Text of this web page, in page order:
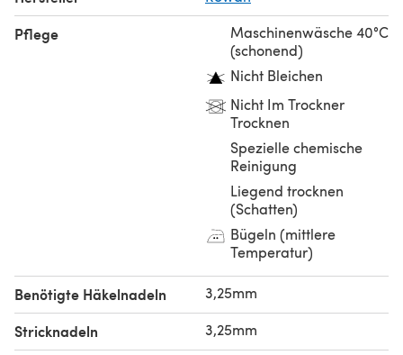
Pflege
Maschinenwäsche 40°C
(schonend)
Nicht Bleichen
Nicht Im Trockner
Trocknen
Spezielle chemische
Reinigung
Liegend trocknen
(Schatten)
Bügeln (mittlere
Temperatur)
Benötigte Häkelnadeln 3,25mm
Stricknadeln 3,25mm